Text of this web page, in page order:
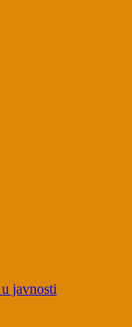
javnosti